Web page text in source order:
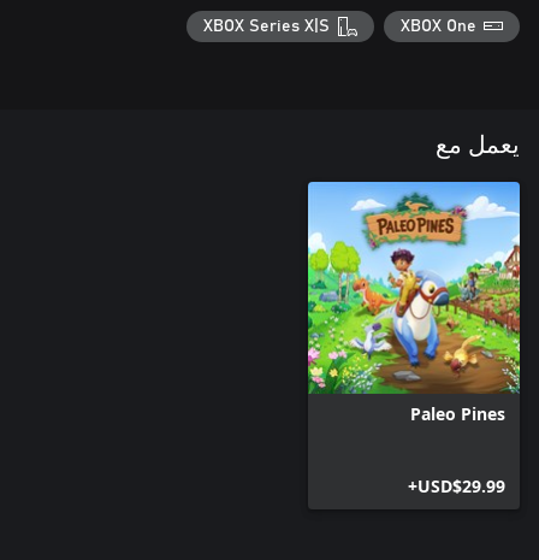
XBOX One
XBOX Series X|S
يعمل مع
Paleo Pines
USD$29.99+